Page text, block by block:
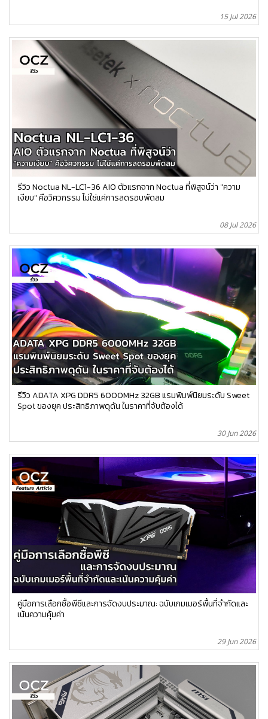
15 Jul 2026
รีวิว Noctua NL-LC1-36 AIO ตัวแรกจาก Noctua ที่พิสูจน์ว่า "ความ
เงียบ" คือวิศวกรรม ไม่ใช่แค่การลดรอบพัดลม
08 Jul 2026
รีวิว ADATA XPG DDR5 6000MHz 32GB แรมพิมพ์นิยมระดับ Sweet
Spot ของยุค ประสิทธิภาพดุดัน ในราคาที่จับต้องได้
30 Jun 2026
คู่มือการเลือกซื้อพีซีและการจัดงบประมาณ: ฉบับเกมเมอร์พื้นที่จำกัดและ
เน้นความคุ้มค่า
29 Jun 2026